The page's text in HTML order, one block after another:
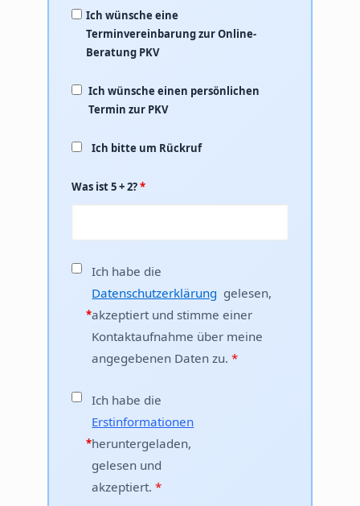
Ich wünsche eine
Terminvereinbarung zur Online-
Beratung PKV
Ich wünsche einen persönlichen
Termin zur PKV
Ich bitte um Rückruf
Was ist 5 + 2?*
*
Ich habe die
Datenschutzerklärung gelesen,
akzeptiert und stimme einer
Kontaktaufnahme über meine
angegebenen Daten zu.*
*
Ich habe die
Erstinformationen
heruntergeladen,
gelesen und
akzeptiert.*